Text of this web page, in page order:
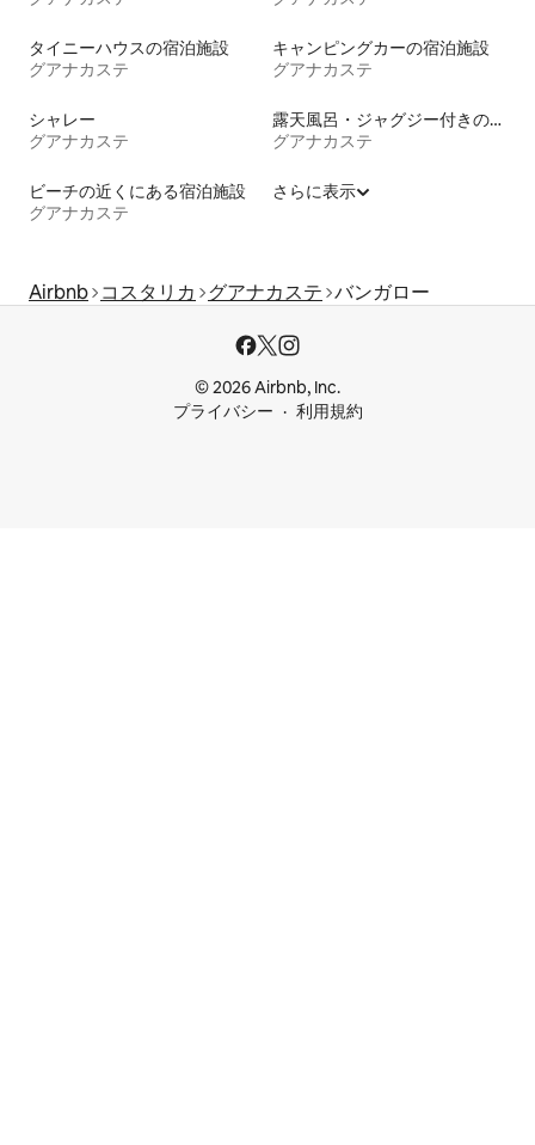
タイニーハウスの宿泊施設
グアナカステ
キャンピングカーの宿泊施設
グアナカステ
シャレー
グアナカステ
露天風呂・ジャグジー付きの宿泊施設
グアナカステ
ビーチの近くにある宿泊施設
グアナカステ
さらに表示
Airbnb コスタリカ グアナカステ バンガロー
© 2026 Airbnb, Inc.
プライバシー
利用規約